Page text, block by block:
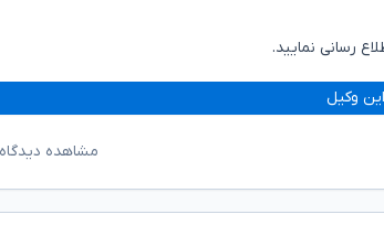
رسانی نمایید.
وکیل
مشاهده